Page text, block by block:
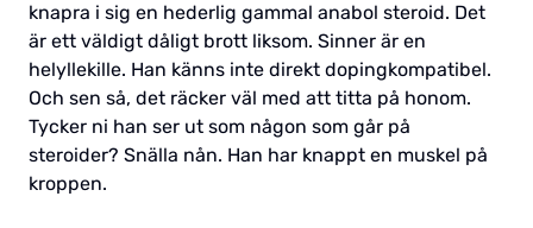
knapra i sig en hederlig gammal anabol steroid. Det
är ett väldigt dåligt brott liksom. Sinner är en
helyllekille. Han känns inte direkt dopingkompatibel.
Och sen så, det räcker väl med att titta på honom.
Tycker ni han ser ut som någon som går på
steroider? Snälla nån. Han har knappt en muskel på
kroppen.